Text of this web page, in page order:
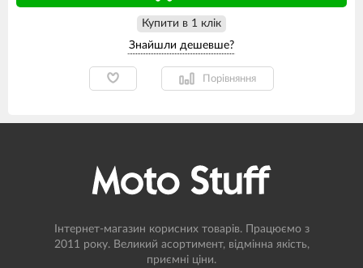
Купити в 1 клiк
Порівняння
Інтернет-магазин корисних товарів. Працюємо з
2011 року. Великий асортимент, відмінна якість,
приємні ціни.